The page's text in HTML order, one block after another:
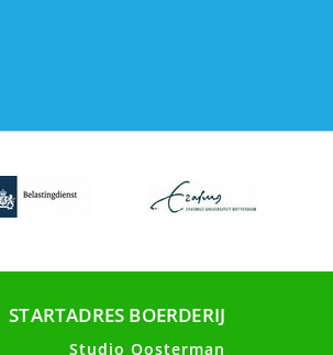
STARTADRES BOERDERIJ
Studio Oosterman